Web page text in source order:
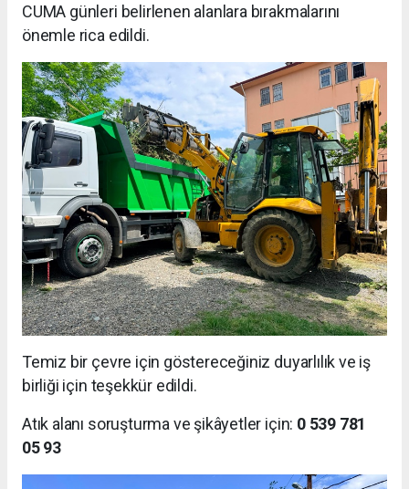
CUMA günleri belirlenen alanlara bırakmalarını
önemle rica edildi.
Temiz bir çevre için göstereceğiniz duyarlılık ve iş
birliği için teşekkür edildi.
Atık alanı soruşturma ve şikâyetler için: 0 539 781
05 93